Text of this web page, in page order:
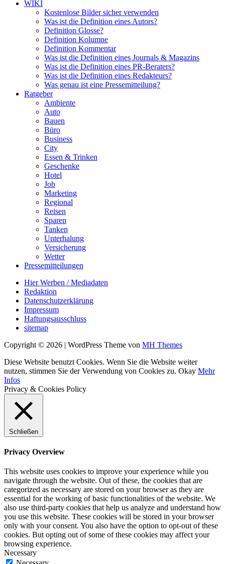
WIKI
Kostenlose Bilder sicher verwenden
Was ist die Definition eines Autors?
Definition Glosse?
Definition Kolumne
Definition Kommentar
Was ist die Definition eines Journals & Magazins
Was ist die Definition eines PR-Beraters?
Was ist die Definition eines Redakteurs?
Was genau ist eine Pressemitteilung?
Ratgeber
Ambiente
Auto
Bauen
Büro
Business
City
Essen & Trinken
Geschenke
Hotel
Job
Marketing
Regional
Reisen
Sparen
Tanken
Unterhalung
Versicherung
Wetter
Pressemitteilungen
Hier Werben / Mediadaten
Redaktion
Datenschutzerklärung
Impressum
Haftungsausschluss
sitemap
Copyright © 2026 | WordPress Theme von MH Themes
Diese Website benutzt Cookies. Wenn Sie die Website weiter
nutzen, stimmen Sie der Verwendung von Cookies zu. Okay Mehr
Infos
Privacy & Cookies Policy
Schließen
Privacy Overview
This website uses cookies to improve your experience while you
navigate through the website. Out of these, the cookies that are
categorized as necessary are stored on your browser as they are
essential for the working of basic functionalities of the website. We
also use third-party cookies that help us analyze and understand how
you use this website. These cookies will be stored in your browser
only with your consent. You also have the option to opt-out of these
cookies. But opting out of some of these cookies may affect your
browsing experience.
Necessary